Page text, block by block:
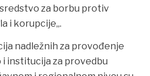
za borbu protiv
i korupcije„.
nadležnih za provođenje
institucija za provedbu